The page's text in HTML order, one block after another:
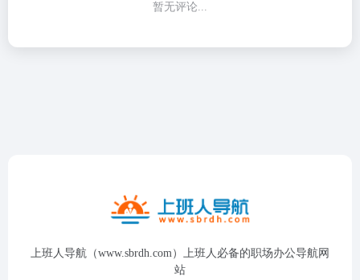
暂无评论...
上班人导航（www.sbrdh.com）上班人必备的职场办公导航网
站